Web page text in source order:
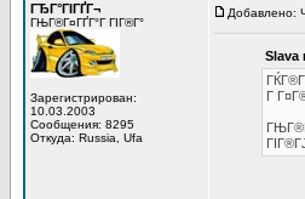
ГЂГ°ГІГҐГ¬
ГЊГ®Г¤ГҐГ°Г ГІГ®Г°
Зарегистрирован:
10.03.2003
Сообщения: 8295
Откуда: Russia, Ufa
Добавлено:
Slava
Г